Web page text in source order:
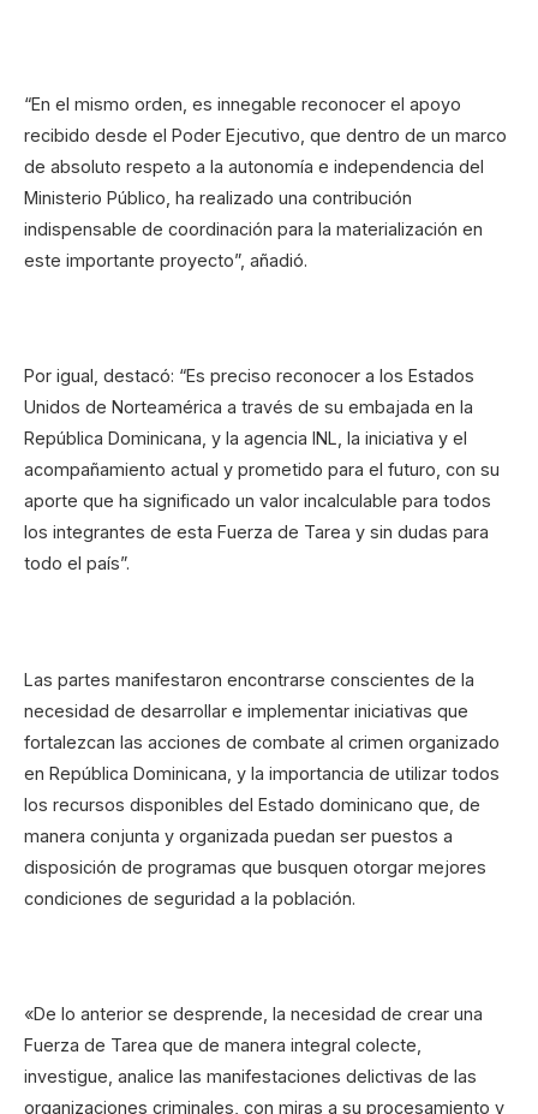
“En el mismo orden, es innegable reconocer el apoyo
recibido desde el Poder Ejecutivo, que dentro de un marco
de absoluto respeto a la autonomía e independencia del
Ministerio Público, ha realizado una contribución
indispensable de coordinación para la materialización en
este importante proyecto”, añadió.
Por igual, destacó: “Es preciso reconocer a los Estados
Unidos de Norteamérica a través de su embajada en la
República Dominicana, y la agencia INL, la iniciativa y el
acompañamiento actual y prometido para el futuro, con su
aporte que ha significado un valor incalculable para todos
los integrantes de esta Fuerza de Tarea y sin dudas para
todo el país”.
Las partes manifestaron encontrarse conscientes de la
necesidad de desarrollar e implementar iniciativas que
fortalezcan las acciones de combate al crimen organizado
en República Dominicana, y la importancia de utilizar todos
los recursos disponibles del Estado dominicano que, de
manera conjunta y organizada puedan ser puestos a
disposición de programas que busquen otorgar mejores
condiciones de seguridad a la población.
«De lo anterior se desprende, la necesidad de crear una
Fuerza de Tarea que de manera integral colecte,
investigue, analice las manifestaciones delictivas de las
organizaciones criminales, con miras a su procesamiento y